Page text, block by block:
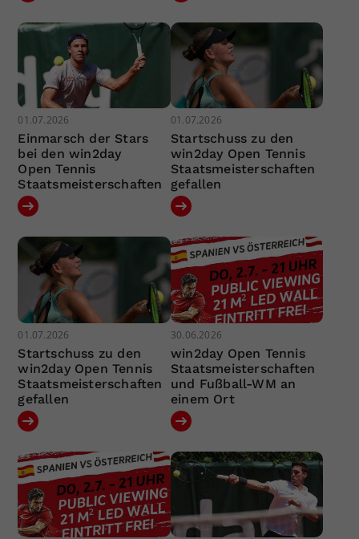
01.07.2026
Einmarsch der Stars
bei den win2day
Open Tennis
Staatsmeisterschaften
01.07.2026
Startschuss zu den
win2day Open Tennis
Staatsmeisterschaften
gefallen
01.07.2026
Startschuss zu den
win2day Open Tennis
Staatsmeisterschaften
gefallen
30.06.2026
win2day Open Tennis
Staatsmeisterschaften
und Fußball-WM an
einem Ort